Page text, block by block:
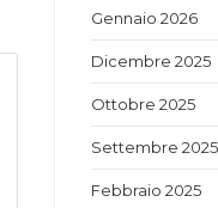
Gennaio 2026
Dicembre 2025
Ottobre 2025
Settembre 2025
Febbraio 2025